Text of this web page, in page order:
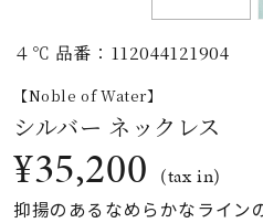
ト
４℃ 品番：112044121904
【Noble of Water】
シルバー ネックレス
¥35,200 (tax in)
抑揚のあるなめらかなライン